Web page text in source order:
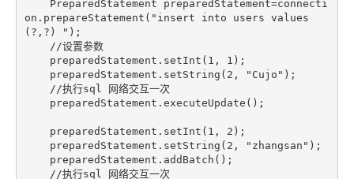
on.prepareStatement( "insert into users values
(?,?) " );
//设置参数
    preparedStatement.setInt(
1 , 1 );
    preparedStatement.setString(
2 , "Cujo" );
//执行sql 网络交互一次
    preparedStatement.setInt(
1 , 2 );
    preparedStatement.setString(
2 , "zhangsan" );
//执行sql 网络交互一次